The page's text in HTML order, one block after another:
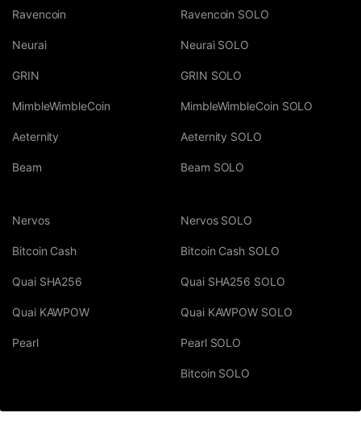
Ravencoin
Neurai
GRIN
MimbleWimbleCoin
Aeternity
Beam
Ravencoin SOLO
Neurai SOLO
GRIN SOLO
MimbleWimbleCoin SOLO
Aeternity SOLO
Beam SOLO
Nervos
Bitcoin Cash
Quai SHA256
Quai KAWPOW
Pearl
Nervos SOLO
Bitcoin Cash SOLO
Quai SHA256 SOLO
Quai KAWPOW SOLO
Pearl SOLO
Bitcoin SOLO